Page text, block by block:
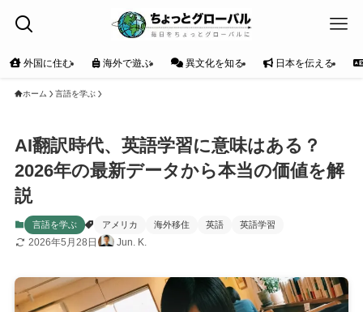
外国に住む 海外で遊ぶ 異文化を知る 日本を伝える
ホーム 言語を学ぶ
AI翻訳時代、英語学習に意味はある？
2026年の最新データから本当の価値を解
説
言語を学ぶ アメリカ 海外移住 英語 英語学習
2026年5月28日 Jun. K.